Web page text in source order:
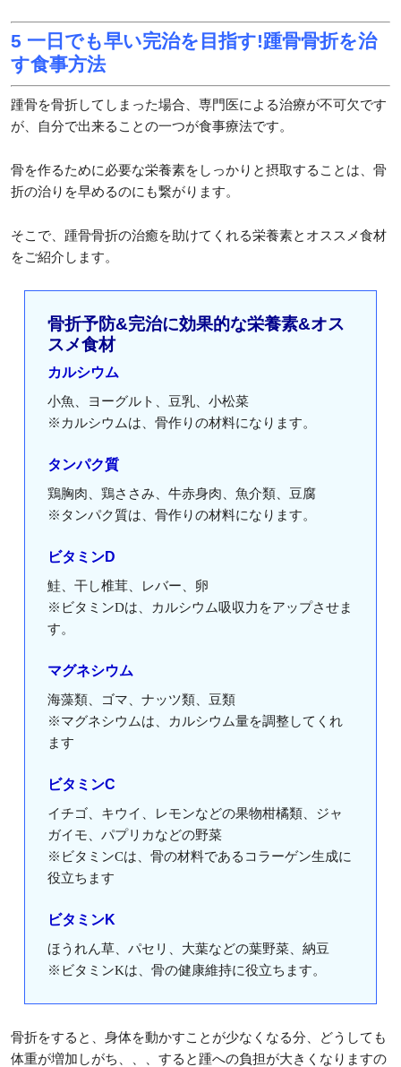
5 一日でも早い完治を目指す!踵骨骨折を治
す食事方法
踵骨を骨折してしまった場合、専門医による治療が不可欠です
が、自分で出来ることの一つが食事療法です。
骨を作るために必要な栄養素をしっかりと摂取することは、骨
折の治りを早めるのにも繋がります。
そこで、踵骨骨折の治癒を助けてくれる栄養素とオススメ食材
をご紹介します。
骨折予防&完治に効果的な栄養素&オス
スメ食材
カルシウム
小魚、ヨーグルト、豆乳、小松菜
※カルシウムは、骨作りの材料になります。
タンパク質
鶏胸肉、鶏ささみ、牛赤身肉、魚介類、豆腐
※タンパク質は、骨作りの材料になります。
ビタミンD
鮭、干し椎茸、レバー、卵
※ビタミンDは、カルシウム吸収力をアップさせま
す。
マグネシウム
海藻類、ゴマ、ナッツ類、豆類
※マグネシウムは、カルシウム量を調整してくれ
ます
ビタミンC
イチゴ、キウイ、レモンなどの果物柑橘類、ジャ
ガイモ、パプリカなどの野菜
※ビタミンCは、骨の材料であるコラーゲン生成に
役立ちます
ビタミンK
ほうれん草、パセリ、大葉などの葉野菜、納豆
※ビタミンKは、骨の健康維持に役立ちます。
骨折をすると、身体を動かすことが少なくなる分、どうしても
体重が増加しがち、、、すると踵への負担が大きくなりますの